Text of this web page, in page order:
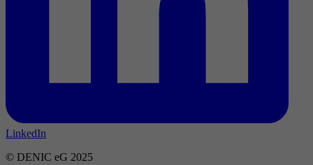
LinkedIn
© DENIC eG 2025